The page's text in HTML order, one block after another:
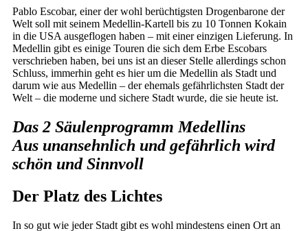
Pablo Escobar, einer der wohl berüchtigsten Drogenbarone der
Welt soll mit seinem Medellin-Kartell bis zu 10 Tonnen Kokain
in die USA ausgeflogen haben – mit einer einzigen Lieferung. In
Medellin gibt es einige Touren die sich dem Erbe Escobars
verschrieben haben, bei uns ist an dieser Stelle allerdings schon
Schluss, immerhin geht es hier um die Medellin als Stadt und
darum wie aus Medellin – der ehemals gefährlichsten Stadt der
Welt – die moderne und sichere Stadt wurde, die sie heute ist.
Das 2 Säulenprogramm Medellins
Aus unansehnlich und gefährlich wird
schön und Sinnvoll
Der Platz des Lichtes
In so gut wie jeder Stadt gibt es wohl mindestens einen Ort an